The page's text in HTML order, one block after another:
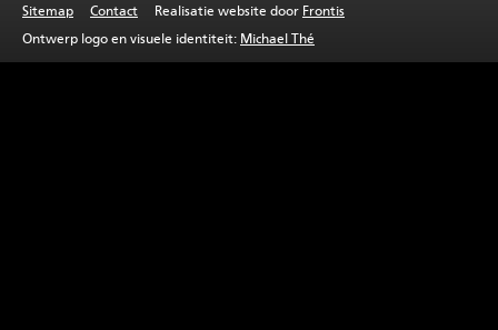
Sitemap Contact Realisatie website door Frontis
Ontwerp logo en visuele identiteit: Michael Thé